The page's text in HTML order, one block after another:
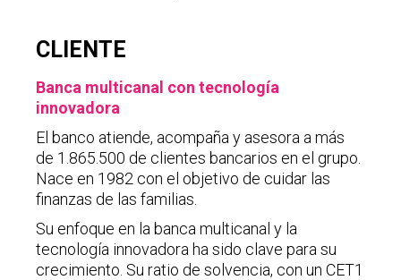
CLIENTE
Banca multicanal con tecnología
innovadora
El banco atiende, acompaña y asesora a más
de 1.865.500 de clientes bancarios en el grupo.
Nace en 1982 con el objetivo de cuidar las
finanzas de las familias.
Su enfoque en la banca multicanal y la
tecnología innovadora ha sido clave para su
crecimiento. Su ratio de solvencia, con un CET1